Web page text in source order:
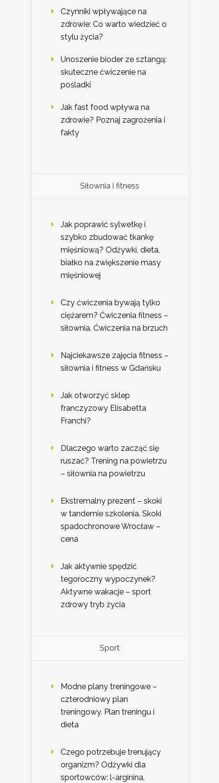
Czynniki wpływające na
zdrowie: Co warto wiedzieć o
stylu życia?
Unoszenie bioder ze sztangą:
skuteczne ćwiczenie na
pośladki
Jak fast food wpływa na
zdrowie? Poznaj zagrożenia i
fakty
Siłownia i fitness
Jak poprawić sylwetkę i
szybko zbudować tkankę
mięśniową? Odżywki, dieta,
białko na zwiększenie masy
mięśniowej
Czy ćwiczenia bywają tylko
ciężarem? Ćwiczenia fitness –
siłownia. Ćwiczenia na brzuch
Najciekawsze zajęcia fitness –
siłownia i fitness w Gdańsku
Jak otworzyć sklep
franczyzowy Elisabetta
Franchi?
Dlaczego warto zacząć się
ruszać? Trening na powietrzu
– siłownia na powietrzu
Ekstremalny prezent – skoki
w tandemie szkolenia. Skoki
spadochronowe Wrocław –
cena
Jak aktywnie spędzić
tegoroczny wypoczynek?
Aktywne wakacje – sport
zdrowy tryb życia
Sport
Modne plany treningowe –
czterodniowy plan
treningowy. Plan treningu i
dieta
Czego potrzebuje trenujący
organizm? Odżywki dla
sportowców: l-arginina,